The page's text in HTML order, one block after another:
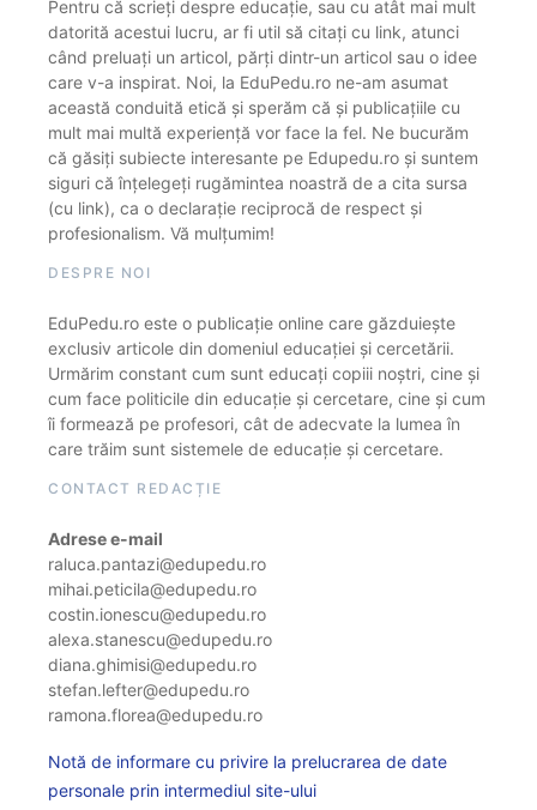
Pentru că scrieți despre educație, sau cu atât mai mult
datorită acestui lucru, ar fi util să citați cu link, atunci
când preluați un articol, părți dintr-un articol sau o idee
care v-a inspirat. Noi, la EduPedu.ro ne-am asumat
această conduită etică și sperăm că și publicațiile cu
mult mai multă experiență vor face la fel. Ne bucurăm
că găsiți subiecte interesante pe Edupedu.ro și suntem
siguri că înțelegeți rugămintea noastră de a cita sursa
(cu link), ca o declarație reciprocă de respect și
profesionalism. Vă mulțumim!
DESPRE NOI
EduPedu.ro este o publicație online care găzduiește
exclusiv articole din domeniul educației și cercetării.
Urmărim constant cum sunt educați copiii noștri, cine și
cum face politicile din educație și cercetare, cine și cum
îi formează pe profesori, cât de adecvate la lumea în
care trăim sunt sistemele de educație și cercetare.
CONTACT REDACȚIE
Adrese e-mail
raluca.pantazi@edupedu.ro
mihai.peticila@edupedu.ro
costin.ionescu@edupedu.ro
alexa.stanescu@edupedu.ro
diana.ghimisi@edupedu.ro
stefan.lefter@edupedu.ro
ramona.florea@edupedu.ro
Notă de informare cu privire la prelucrarea de date
personale prin intermediul site-ului